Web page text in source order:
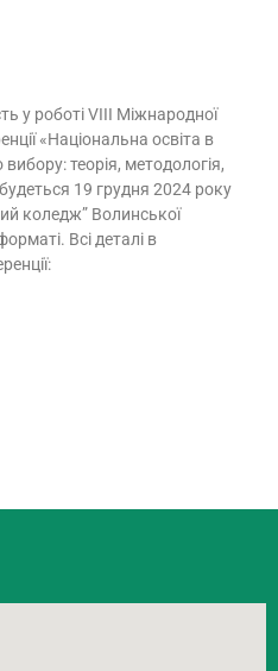
у роботі VIIІ Міжнародної
«Національна освіта в
вибору: теорія, методологія,
19 грудня 2024 року
коледж” Волинської
Всі деталі в